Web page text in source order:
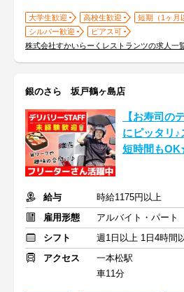
大学生歓迎 高校生歓迎
短期（1ヶ月
シルバー歓迎
ピアス可
株式会社すかいらーくレストランツの求人一
銀のさら 坂戸鶴ヶ島店
【お寿司の
にピッタリ
短時間も
給与
時給1175円以上
雇用形態
アルバイト・パート
シフト
週1日以上 1日4時間
アクセス
一本松駅
車11分